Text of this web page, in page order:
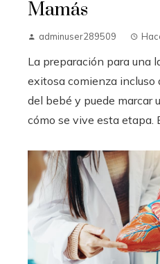
Mamás
adminuser289509
La preparación para una
exitosa comienza
del bebé y puede marcar
cómo se vive esta etapa.